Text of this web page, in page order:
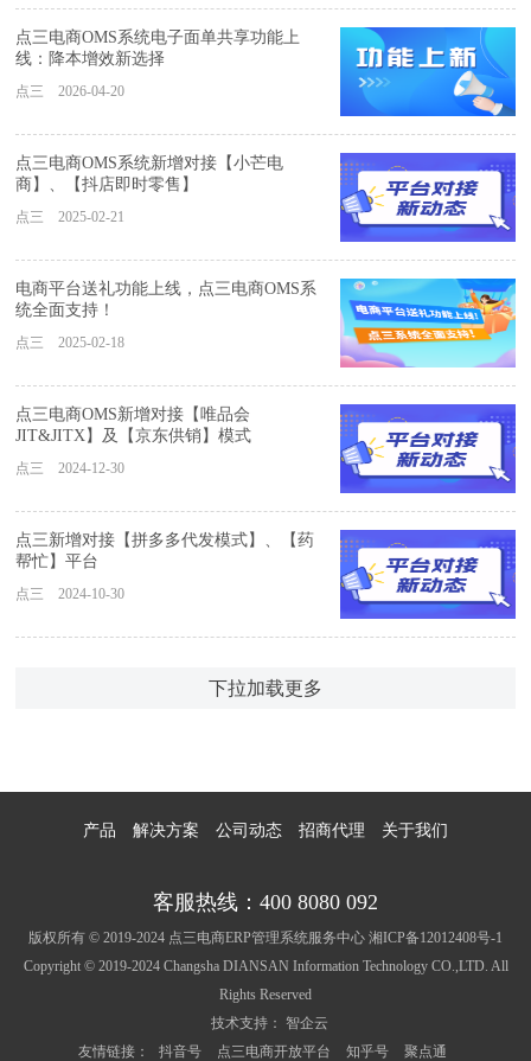
点三电商OMS系统电子面单共享功能上
线：降本增效新选择
点三 2026-04-20
点三电商OMS系统新增对接【小芒电
商】、【抖店即时零售】
点三 2025-02-21
电商平台送礼功能上线，点三电商OMS系
统全面支持！
点三 2025-02-18
点三电商OMS新增对接【唯品会
JIT&JITX】及【京东供销】模式
点三 2024-12-30
点三新增对接【拼多多代发模式】、【药
帮忙】平台
点三 2024-10-30
下拉加载更多
产品 解决方案 公司动态 招商代理 关于我们
客服热线：400 8080 092
版权所有 © 2019-2024 点三电商ERP管理系统服务中心 湘ICP备12012408号-1
Copyright © 2019-2024 Changsha DIANSAN Information Technology CO.,LTD. All
Rights Reserved
技术支持：
智企云
友情链接：
抖音号 点三电商开放平台 知乎号 聚点通